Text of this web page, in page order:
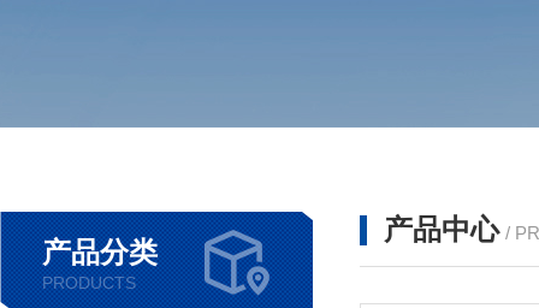
产品分类
PRODUCTS
产品中心 /